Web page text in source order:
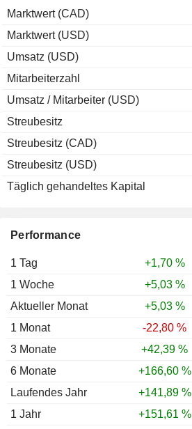
Performance
1 Tag
+1,70 %
1 Woche
+5,03 %
Aktueller Monat
+5,03 %
1 Monat
-22,80 %
3 Monate
+42,39 %
6 Monate
+166,60 %
Laufendes Jahr
+141,89 %
1 Jahr
+151,61 %
Marktwert (CAD)
Marktwert (USD)
Umsatz (USD)
Mitarbeiterzahl
Umsatz / Mitarbeiter (USD)
Streubesitz
Streubesitz (CAD)
Streubesitz (USD)
Täglich gehandeltes Kapital